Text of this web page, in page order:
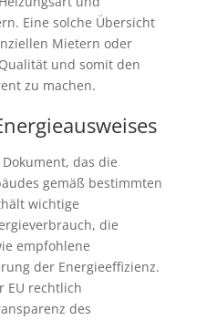
Eine solche Übersicht
Mietern oder
und somit den
zu machen.
das die
gemäß bestimmten
wichtige
die
empfohlene
der Energieeffizienz.
EU rechtlich
des